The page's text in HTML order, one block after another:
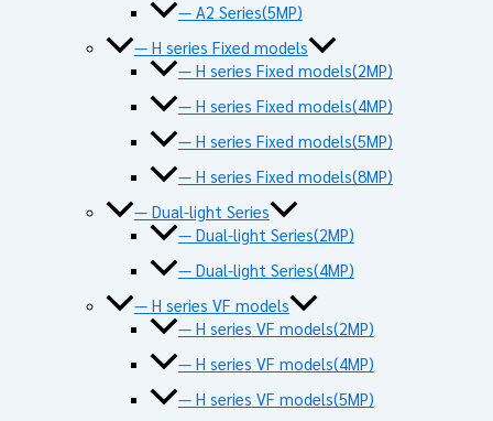
— A2 Series(5MP)
— H series Fixed models
— H series Fixed models(2MP)
— H series Fixed models(4MP)
— H series Fixed models(5MP)
— H series Fixed models(8MP)
— Dual-light Series
— Dual-light Series(2MP)
— Dual-light Series(4MP)
— H series VF models
— H series VF models(2MP)
— H series VF models(4MP)
— H series VF models(5MP)